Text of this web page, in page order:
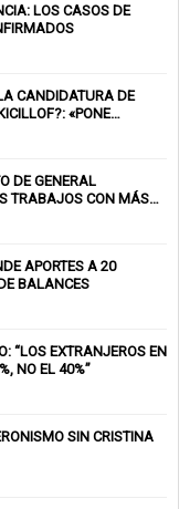
LOS CASOS DE
CANDIDATURA DE
«PONE
DE GENERAL
TRABAJOS CON MÁS
APORTES A 20
BALANCES
“LOS EXTRANJEROS EN
NO EL 40%”
SIN CRISTINA